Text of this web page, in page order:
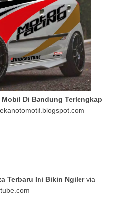
Di Bandung Terlengkap
Terbaru Ini Bikin Ngilervia